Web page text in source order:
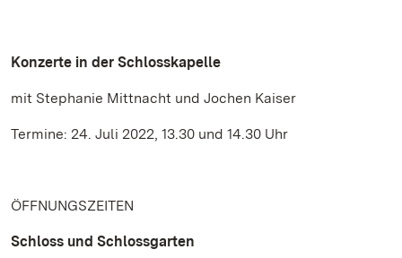
Konzerte in der Schlosskapelle
mit Stephanie Mittnacht und Jochen Kaiser
Termine: 24. Juli 2022, 13.30 und 14.30 Uhr
ÖFFNUNGSZEITEN
Schloss und Schlossgarten